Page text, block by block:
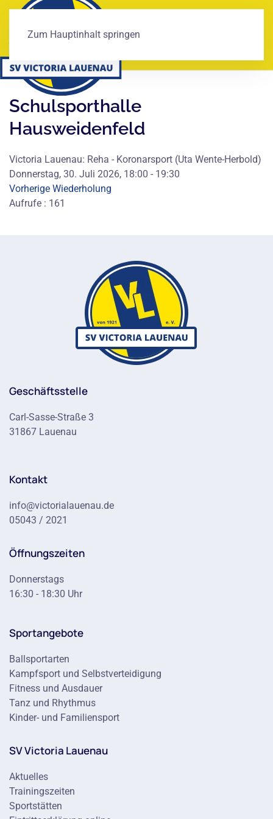
Zum Hauptinhalt springen
Schulsporthalle
Hausweidenfeld
Victoria Lauenau: Reha - Koronarsport (Uta Wente-Herbold)
Donnerstag, 30. Juli 2026, 18:00 - 19:30
Vorherige Wiederholung
Aufrufe : 161
Geschäftsstelle
Carl-Sasse-Straße 3
31867 Lauenau
Kontakt
info@victorialauenau.de
05043 / 2021
Öffnungszeiten
Donnerstags
16:30 - 18:30 Uhr
Sportangebote
Ballsportarten
Kampfsport und Selbstverteidigung
Fitness und Ausdauer
Tanz und Rhythmus
Kinder- und Familiensport
SV Victoria Lauenau
Aktuelles
Trainingszeiten
Sportstätten